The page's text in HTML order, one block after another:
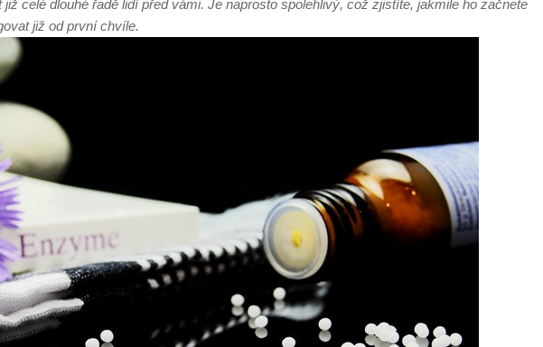
již celé dlouhé řadě lidí před vámi. Je naprosto spolehlivý, což zjistíte, jakmile ho začnete
již od první chvíle.